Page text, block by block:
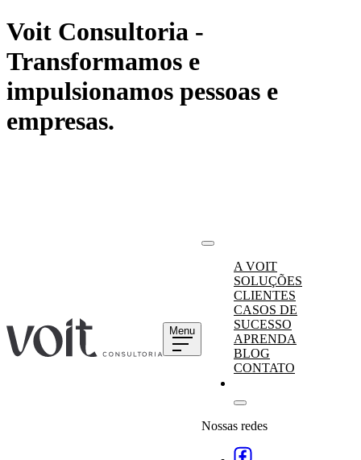
Voit Consultoria -
Transformamos e
impulsionamos pessoas e
empresas.
Menu
A VOIT
SOLUÇÕES
CLIENTES
CASOS DE
SUCESSO
APRENDA
BLOG
CONTATO
Nossas redes